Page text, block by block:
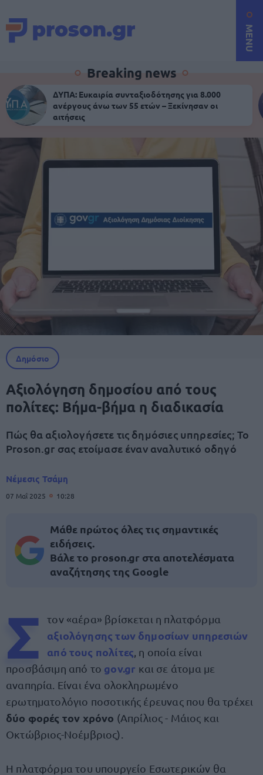
MENU
Breaking news
ΔΥΠΑ: Ευκαιρία συνταξιοδότησης για 8.000
ανέργους άνω των 55 ετών – Ξεκίνησαν οι
αιτήσεις
Δημόσιο
Αξιολόγηση δημοσίου από τους
πολίτες: Βήμα-βήμα η διαδικασία
Πώς θα αξιολογήσετε τις δημόσιες υπηρεσίες; Το
Proson.gr σας ετοίμασε έναν αναλυτικό οδηγό
Νέμεσις Τσάμη
07 Μαΐ 2025 10:28
Μάθε πρώτος όλες τις σημαντικές
ειδήσεις.
Βάλε το proson.gr στα αποτελέσματα
αναζήτησης της Google
Σ τον «αέρα» βρίσκεται η πλατφόρμα
αξιολόγησης των δημοσίων υπηρεσιών
από τους πολίτες , η οποία είναι
προσβάσιμη από το gov.gr και σε άτομα με
αναπηρία. Είναι ένα ολοκληρωμένο
ερωτηματολόγιο ποσοτικής έρευνας που θα τρέχει
δύο φορές τον χρόνο (Απρίλιος - Μάιος και
Οκτώβριος-Νοέμβριος).
Η πλατφόρμα του υπουργείο Εσωτερικών θα